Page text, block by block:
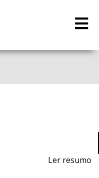
Ler resumo